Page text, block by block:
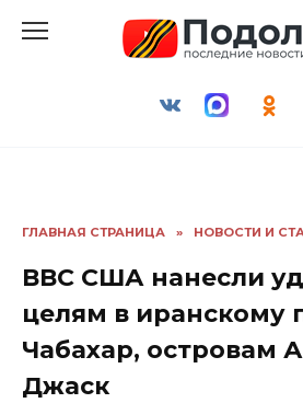
ГЛАВНАЯ СТРАНИЦА » НОВОСТИ И
ВВС США нанесли
целям в иранскому
Чабахар, островам
Джаск